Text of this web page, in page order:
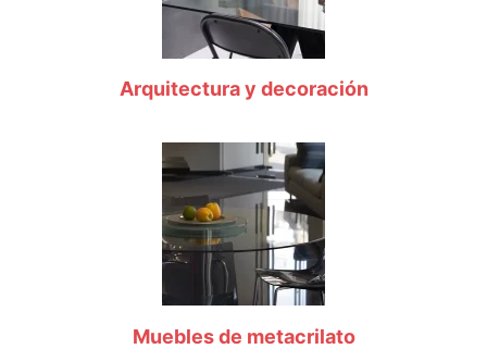
Arquitectura y decoración
Muebles de metacrilato